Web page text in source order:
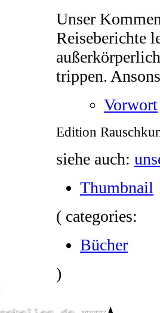
Unser
Reiseberichte
trippen.
Vorwort
Edition
siehe auch:
Thumbnail
( categories:
Bücher
)